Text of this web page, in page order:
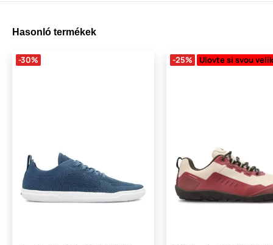
Hasonló termékek
-30% -25% Ulovte si svou